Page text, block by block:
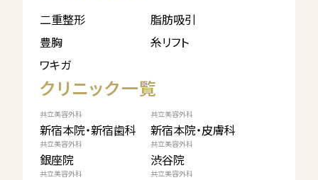
二重整形
脂肪吸引
豊胸
糸リフト
ワキガ
クリニック一覧
共立美容外科
新宿本院・新宿歯科
共立美容外科
新宿本院・皮膚科
共立美容外科
銀座院
共立美容外科
渋谷院
共立美容外科 共立美容外科